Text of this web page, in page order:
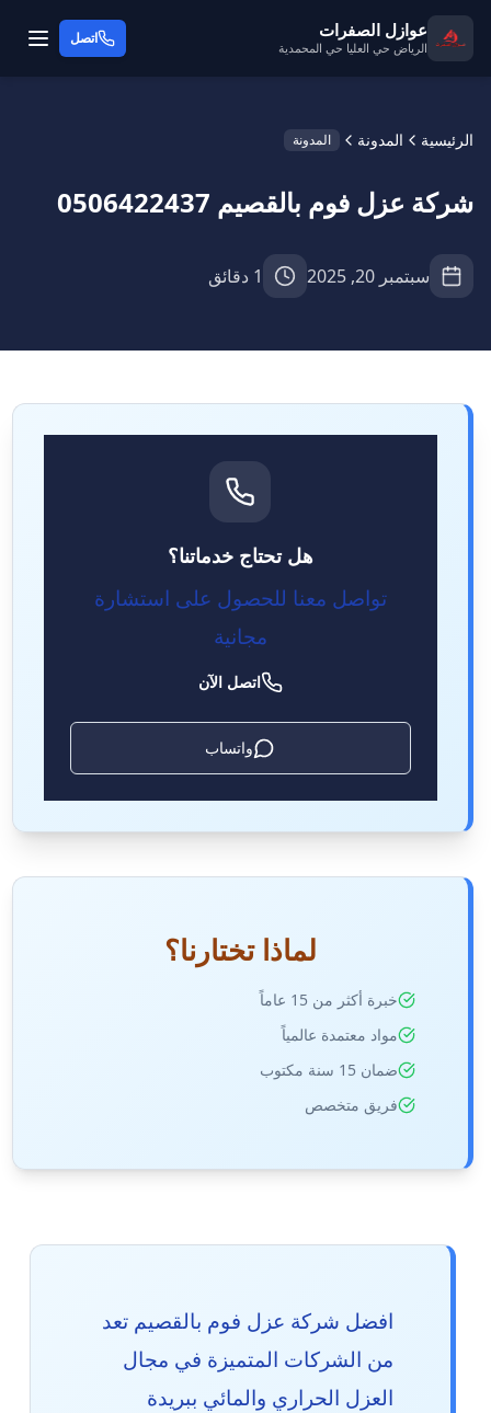
عوازل الصفرات
الرياض حي العليا حي المحمدية
اتصل
الرئيسية المدونة المدونة
شركة عزل فوم بالقصيم 0506422437
سبتمبر 20, 2025 1 دقائق
افضل شركة عزل فوم بالقصيم تعد
من الشركات المتميزة في مجال
العزل الحراري والمائي ببريدة
هل تحتاج خدماتنا؟
تواصل معنا للحصول على استشارة
مجانية
اتصل الآن
واتساب
لماذا تختارنا؟
خبرة أكثر من 15 عاماً
مواد معتمدة عالمياً
ضمان 15 سنة مكتوب
فريق متخصص